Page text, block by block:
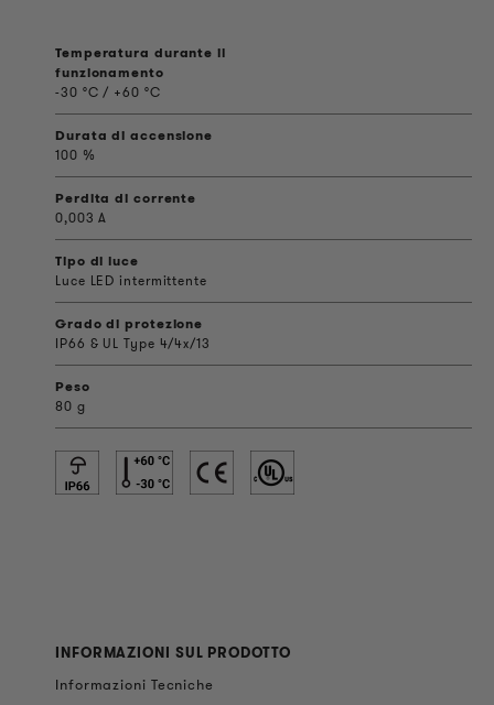
Temperatura durante il
funzionamento
-30 °C / +60 °C
Durata di accensione
100 %
Perdita di corrente
0,003 A
Tipo di luce
Luce LED intermittente
Grado di protezione
IP66 & UL Type 4/4x/13
Peso
80 g
INFORMAZIONI SUL PRODOTTO
Informazioni Tecniche